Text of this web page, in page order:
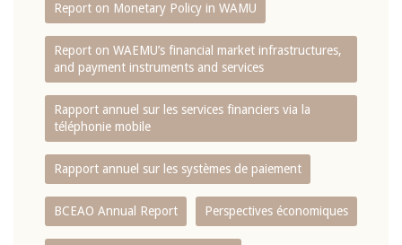
Report on Monetary Policy in WAMU
Report on WAEMU’s financial market infrastructures,
and payment instruments and services
Rapport annuel sur les services financiers via la
téléphonie mobile
Rapport annuel sur les systèmes de paiement
BCEAO Annual Report Perspectives économiques